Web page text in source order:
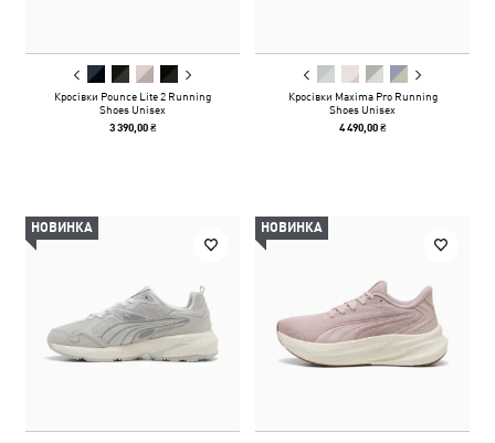
Кросівки Pounce Lite 2 Running
Shoes Unisex
3 390,00 ₴
Кросівки Maxima Pro Running
Shoes Unisex
4 490,00 ₴
НОВИНКА НОВИНКА